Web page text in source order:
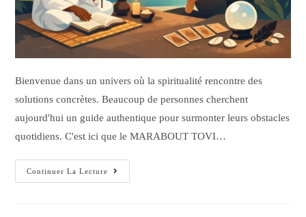
Bienvenue dans un univers où la spiritualité rencontre des
solutions concrètes. Beaucoup de personnes cherchent
aujourd'hui un guide authentique pour surmonter leurs obstacles
quotidiens. C'est ici que le MARABOUT TOVI…
Continuer La Lecture